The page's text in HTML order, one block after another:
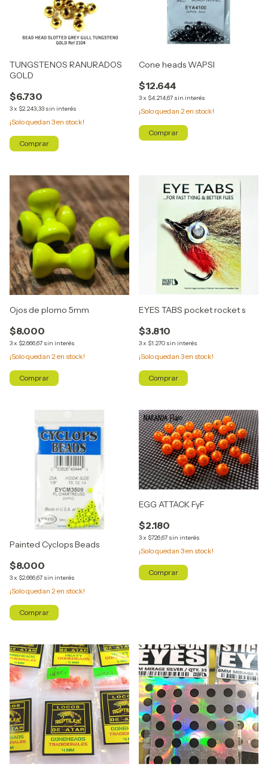
TUNGSTENOS RANURADOS
GOLD
$6.730
3x $2.243,33 sin interés
¡Solo quedan 3en stock!
Comprar
Cone heads WAPSI
$12.644
3x $4.214,67 sin interés
¡Solo quedan 2en stock!
Comprar
Ojos de plomo 5mm
$8.000
3x $2.666,67 sin interés
¡Solo quedan 2en stock!
Comprar
EYES TABS pocket rocket s
$3.810
3x $1.270 sin interés
¡Solo quedan 3en stock!
Comprar
Painted Cyclops Beads
$8.000
3x $2.666,67 sin interés
¡Solo quedan 2en stock!
Comprar
EGG ATTACK FyF
$2.180
3x $726,67 sin interés
¡Solo quedan 3en stock!
Comprar